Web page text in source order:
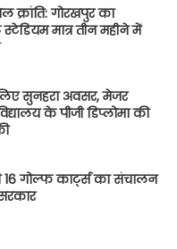
क्रांति: गोरखपुर का
स्टेडियम मात्र तीन महीने में
सुनहरा अवसर, मेजर
के पीजी डिप्लोमा की
गोल्फ कार्ट्स का संचालन